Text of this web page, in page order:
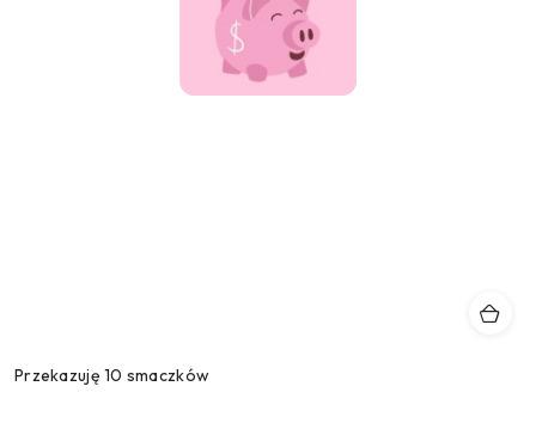
Przekazuję 10 smaczków